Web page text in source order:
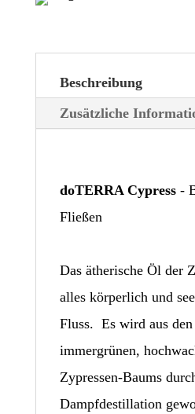
Beschreibung
Zusätzliche
doTERRA Cypress-
Fließen
Das ätherische Öl der
alles körperlich und
Fluss. Es wird aus
immergrünen,
Zypressen-Baums
Dampfdestillation